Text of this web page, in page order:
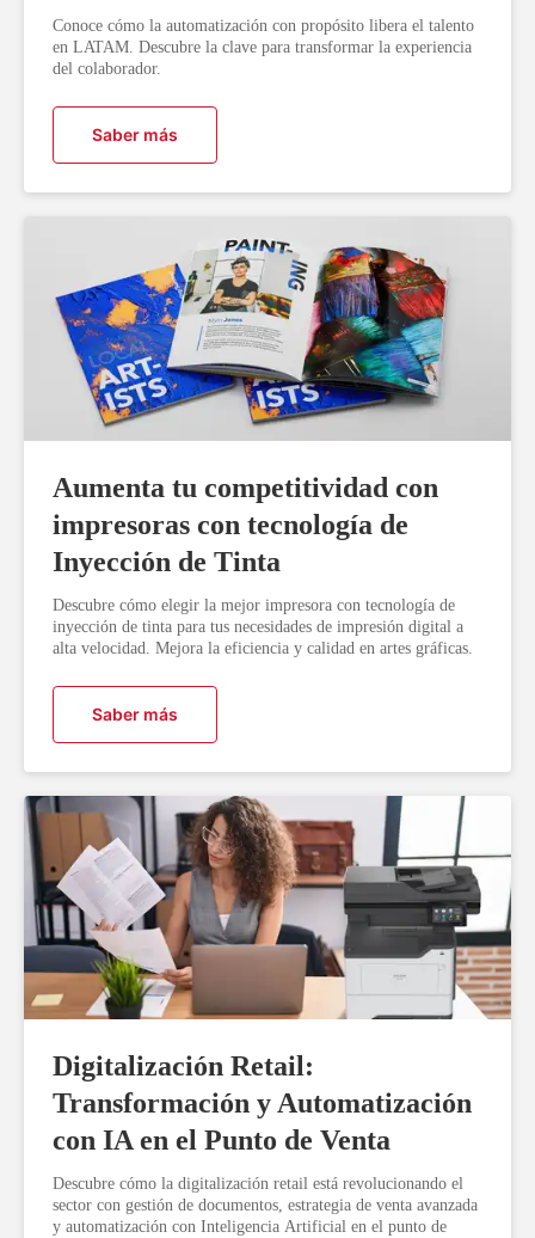
Conoce cómo la automatización con propósito libera el talento
en LATAM. Descubre la clave para transformar la experiencia
del colaborador.
Saber más
Aumenta tu competitividad con
impresoras con tecnología de
Inyección de Tinta
Descubre cómo elegir la mejor impresora con tecnología de
inyección de tinta para tus necesidades de impresión digital a
alta velocidad. Mejora la eficiencia y calidad en artes gráficas.
Saber más
Digitalización Retail:
Transformación y Automatización
con IA en el Punto de Venta
Descubre cómo la digitalización retail está revolucionando el
sector con gestión de documentos, estrategia de venta avanzada
y automatización con Inteligencia Artificial en el punto de